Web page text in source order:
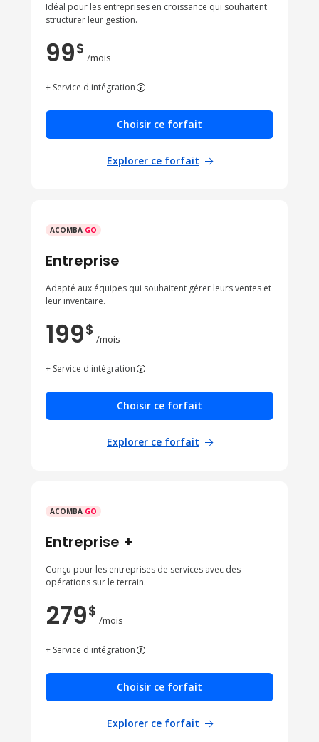
Idéal pour les entreprises en croissance qui souhaitent
structurer leur gestion.
99$
/mois
+ Service d'intégration
Choisir ce forfait
Explorer ce forfait
ACOMBA GO
Entreprise
Adapté aux équipes qui souhaitent gérer leurs ventes et
leur inventaire.
199$
/mois
+ Service d'intégration
Choisir ce forfait
Explorer ce forfait
ACOMBA GO
Entreprise +
Conçu pour les entreprises de services avec des
opérations sur le terrain.
279$
/mois
+ Service d'intégration
Choisir ce forfait
Explorer ce forfait